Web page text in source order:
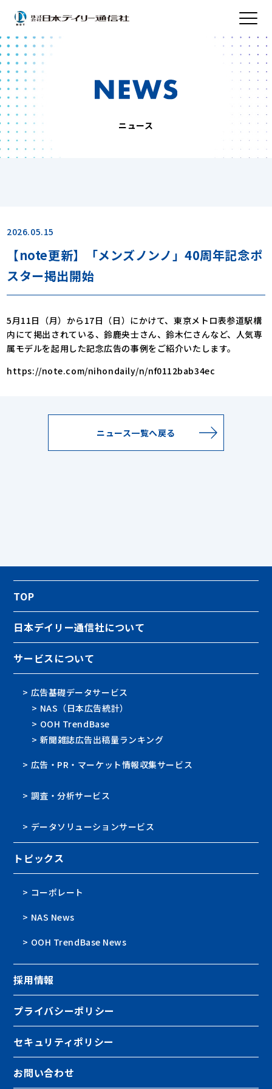
ニュース
2026.05.15
【note更新】「メンズノンノ」40周年記念ポ
スター掲出開始
5月11日（月）から17日（日）にかけて、東京メトロ表参道駅構
内にて掲出されている、鈴鹿央士さん、鈴木仁さんなど、人気専
属モデルを起用した記念広告の事例をご紹介いたします。
https://note.com/nihondaily/n/nf0112bab34ec
ニュース一覧へ戻る
TOP
日本デイリー通信社について
サービスについて
> 広告基礎データサービス
> NAS（日本広告統計）
> OOH TrendBase
> 新聞雑誌広告出稿量ランキング
> 広告・PR・マーケット情報収集サービス
> 調査・分析サービス
> データソリューションサービス
トピックス
> コーポレート
> NAS News
> OOH TrendBase News
採用情報
プライバシーポリシー
セキュリティポリシー
お問い合わせ